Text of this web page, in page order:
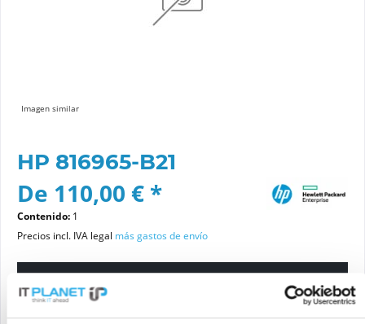
Imagen similar
HP 816965-B21
De 110,00 € *
Contenido: 1
Precios incl. IVA legal más gastos de envío
Por favor elige una variante